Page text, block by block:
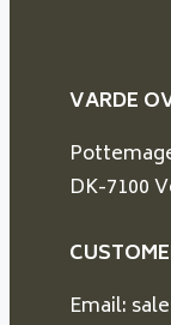
VARDE
DK-7100
Email: